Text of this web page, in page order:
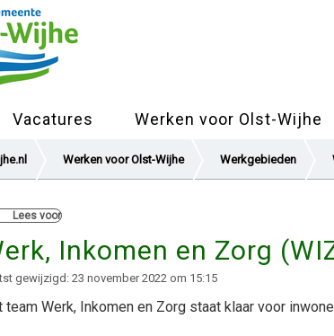
Vacatures Werken voor Olst-Wijhe
Werken voor Olst-Wijhe Werkgebieden
Lees voor
Inkomen en Zorg
gewijzigd: 23 november 2022 om 15:15
team Werk, Inkomen en Zorg staat klaar voor